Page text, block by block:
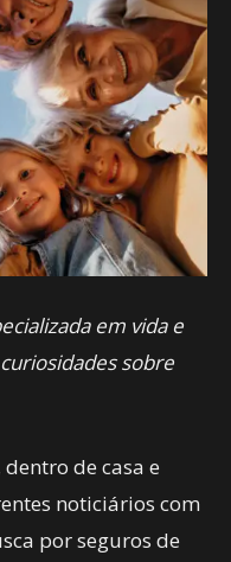
em vida e
sobre
de casa e
noticiários com
por seguros de